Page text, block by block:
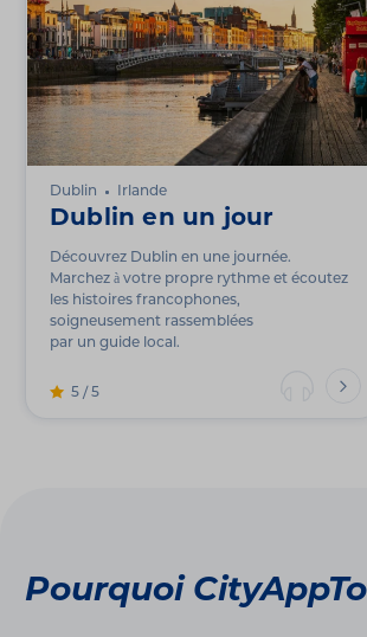
Dublin Irlande
Dublin en un jour
Découvrez Dublin en une journée.
Marchez à votre propre rythme et écoutez
les histoires francophones,
soigneusement rassemblées
par un guide local.
5 / 5
Pourquoi